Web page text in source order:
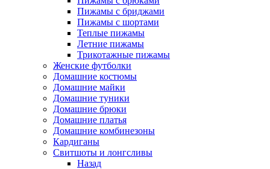
Пижамы с бриджами
Пижамы с шортами
Теплые пижамы
Летние пижамы
Трикотажные пижамы
Женские футболки
Домашние костюмы
Домашние майки
Домашние туники
Домашние брюки
Домашние платья
Домашние комбинезоны
Кардиганы
Свитшоты и лонгсливы
Назад